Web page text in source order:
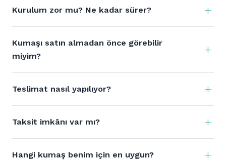
Kurulum zor mu? Ne kadar sürer?
Kumaşı satın almadan önce görebilir
miyim?
Teslimat nasıl yapılıyor?
Taksit imkânı var mı?
Hangi kumaş benim için en uygun?